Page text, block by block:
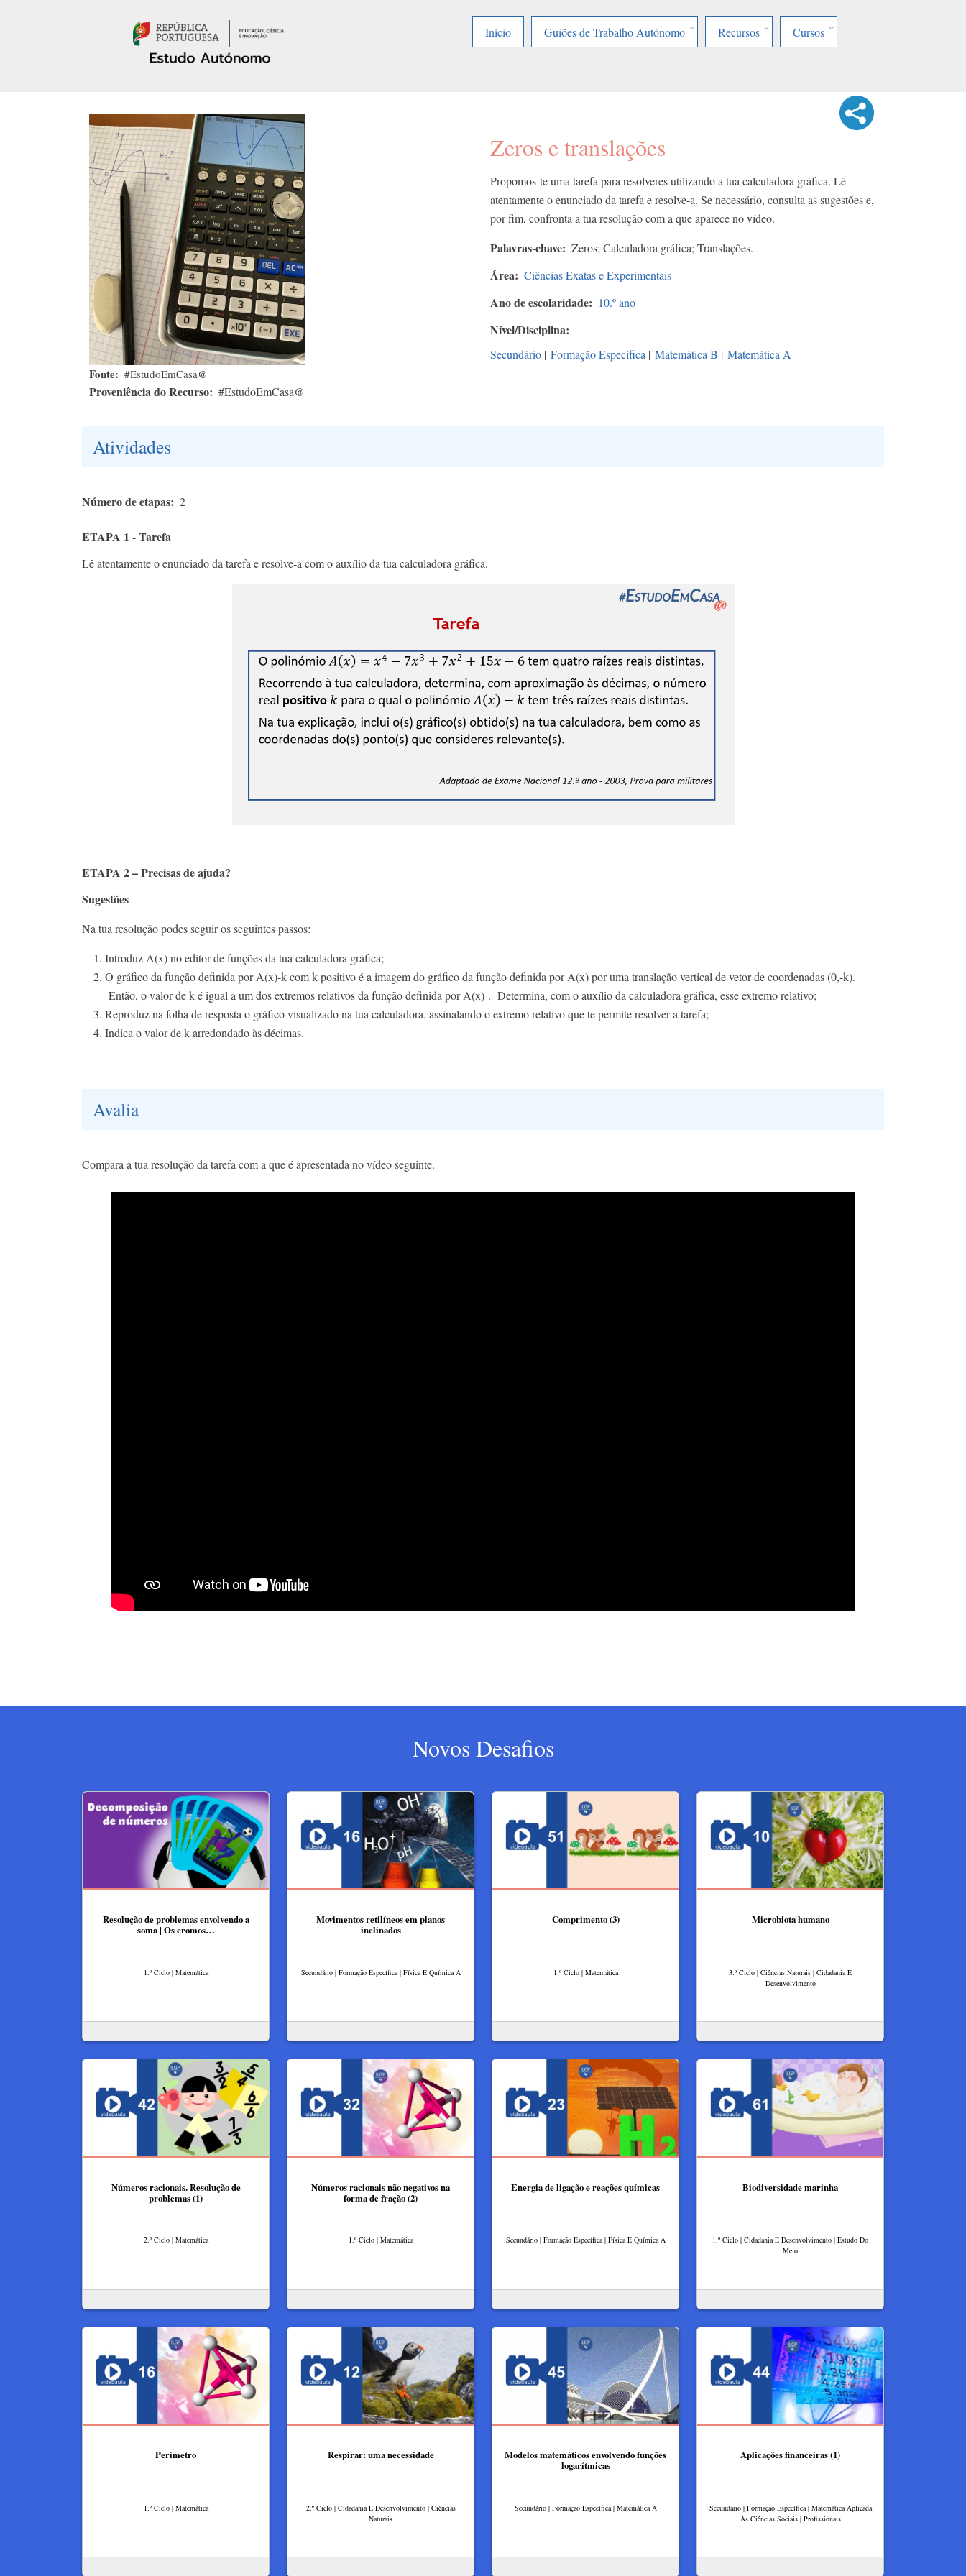
Início
Guiões de Trabalho Autónomo Recursos Cursos
Fonte #EstudoEmCasa@
Proveniência do Recurso #EstudoEmCasa@
Zeros e translações
Propomos-te uma tarefa para resolveres utilizando a tua calculadora gráfica. Lê
atentamente o enunciado da tarefa e resolve-a. Se necessário, consulta as sugestões e,
por fim, confronta a tua resolução com a que aparece no vídeo.
Palavras-chave Zeros; Calculadora gráfica; Translações.
Área Ciências Exatas e Experimentais
Ano de escolaridade 10.º ano
Nível/Disciplina
Secundário | Formação Específica | Matemática B | Matemática A
Atividades
Número de etapas 2
ETAPA 1 - Tarefa
Lê atentamente o enunciado da tarefa e resolve-a com o auxílio da tua calculadora gráfica.
ETAPA 2 – Precisas de ajuda?
Sugestões
Na tua resolução podes seguir os seguintes passos:
Introduz A(x) no editor de funções da tua calculadora gráfica;
O gráfico da função definida por A(x)-k com k positivo é a imagem do gráfico da função definida por A(x) por uma translação vertical de vetor de coordenadas (0,-k).
Então, o valor de k é igual a um dos extremos relativos da função definida por A(x) . Determina, com o auxílio da calculadora gráfica, esse extremo relativo;
Reproduz na folha de resposta o gráfico visualizado na tua calculadora. assinalando o extremo relativo que te permite resolver a tarefa;
Indica o valor de k arredondado às décimas.
Avalia
Compara a tua resolução da tarefa com a que é apresentada no vídeo seguinte.
Novos Desafios
Resolução de problemas envolvendo a
soma | Os cromos…
1.º Ciclo | Matemática
Movimentos retilíneos em planos
inclinados
Secundário | Formação Específica | Física E Química A
Comprimento (3)
1.º Ciclo | Matemática
Microbiota humano
3.º Ciclo | Ciências Naturais | Cidadania E
Desenvolvimento
Números racionais. Resolução de
problemas (1)
2.º Ciclo | Matemática
Números racionais não negativos na
forma de fração (2)
1.º Ciclo | Matemática
Energia de ligação e reações químicas
Secundário | Formação Específica | Física E Química A
Biodiversidade marinha
1.º Ciclo | Cidadania E Desenvolvimento | Estudo Do
Meio
Perímetro
1.º Ciclo | Matemática
Respirar: uma necessidade
2.º Ciclo | Cidadania E Desenvolvimento | Ciências
Naturais
Modelos matemáticos envolvendo funções
logarítmicas
Secundário | Formação Específica | Matemática A
Aplicações financeiras (1)
Secundário | Formação Específica | Matemática Aplicada
Às Ciências Sociais | Profissionais